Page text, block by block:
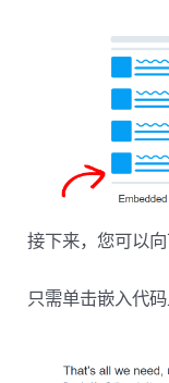
接下来，您可以
只需单击嵌入代